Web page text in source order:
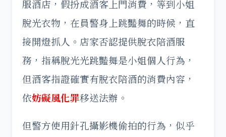
服酒店，假扮成酒客上門消費，等到小姐
脫光衣物，在員警身上跳豔舞的時候，直
接開燈抓人。店家否認提供脫衣陪酒服
務，指稱脫光光跳豔舞是小姐個人行為，
但酒客指證確實有脫衣陪酒的消費內容，
依妨礙風化罪移送法辦。
但警方使用針孔攝影機偷拍的行為，似乎